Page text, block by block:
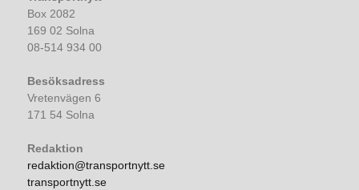
Box 2082
169 02 Solna
08-514 934 00
Besöksadress
Vretenvägen 6
171 54 Solna
Redaktion
redaktion@transportnytt.se
transportnytt.se